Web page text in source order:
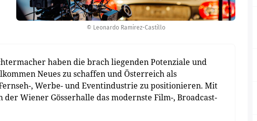
© Leonardo Ramirez-Castillo
haben die brach liegenden Potenziale und
Neues zu schaffen und Österreich als
, Werbe- und Eventindustrie zu positionieren. Mit
Wiener Gösserhalle das modernste Film-, Broadcast-